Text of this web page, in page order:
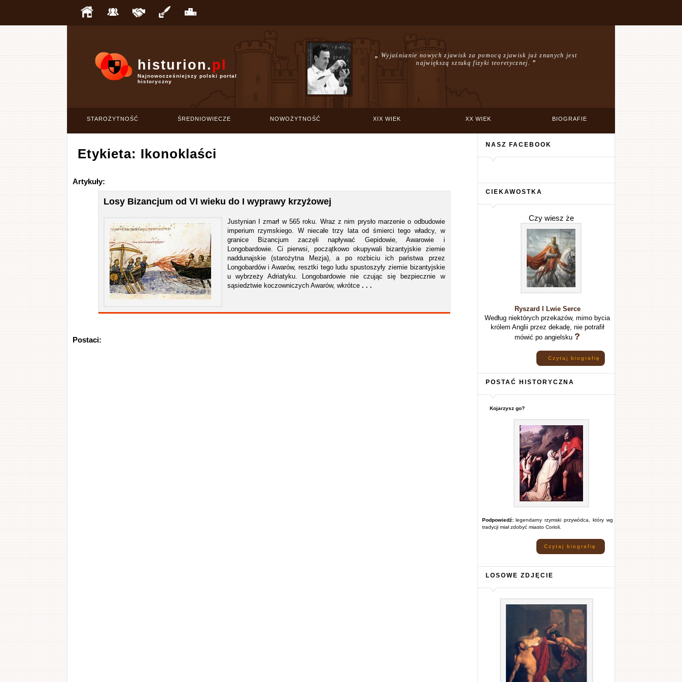
histurion.pl
Najnowocześniejszy polski portal
historyczny
„Wyjaśnianie nowych zjawisk za pomocą zjawisk już znanych jest
największą sztuką fizyki teoretycznej.”
STAROŻYTNOŚĆ ŚREDNIOWIECZE NOWOŻYTNOŚĆ XIX WIEK XX WIEK BIOGRAFIE
Etykieta: Ikonoklaści
Artykuły:
Losy Bizancjum od VI wieku do I wyprawy krzyżowej
Justynian I zmarł w 565 roku. Wraz z nim prysło marzenie o odbudowie
imperium rzymskiego. W niecałe trzy lata od śmierci tego władcy, w
granice Bizancjum zaczęli napływać Gepidowie, Awarowie i
Longobardowie. Ci pierwsi, początkowo okupywali bizantyjskie ziemie
naddunajskie (starożytna Mezja), a po rozbiciu ich państwa przez
Longobardów i Awarów, resztki tego ludu spustoszyły ziemie bizantyjskie
u wybrzeży Adriatyku. Longobardowie nie czując się bezpiecznie w
sąsiedztwie koczowniczych Awarów, wkrótce . . .
Postaci:
NASZ FACEBOOK
CIEKAWOSTKA
Czy wiesz że
Ryszard I Lwie Serce
Według niektórych przekazów, mimo bycia
królem Anglii przez dekadę, nie potrafił
mówić po angielsku ?
Czytaj biografię
POSTAĆ HISTORYCZNA
Kojarzysz go?
Podpowiedź:legendarny rzymski przywódca, który wg
tradycji miał zdobyć miasto Corioli.
Czytaj biografię
LOSOWE ZDJĘCIE